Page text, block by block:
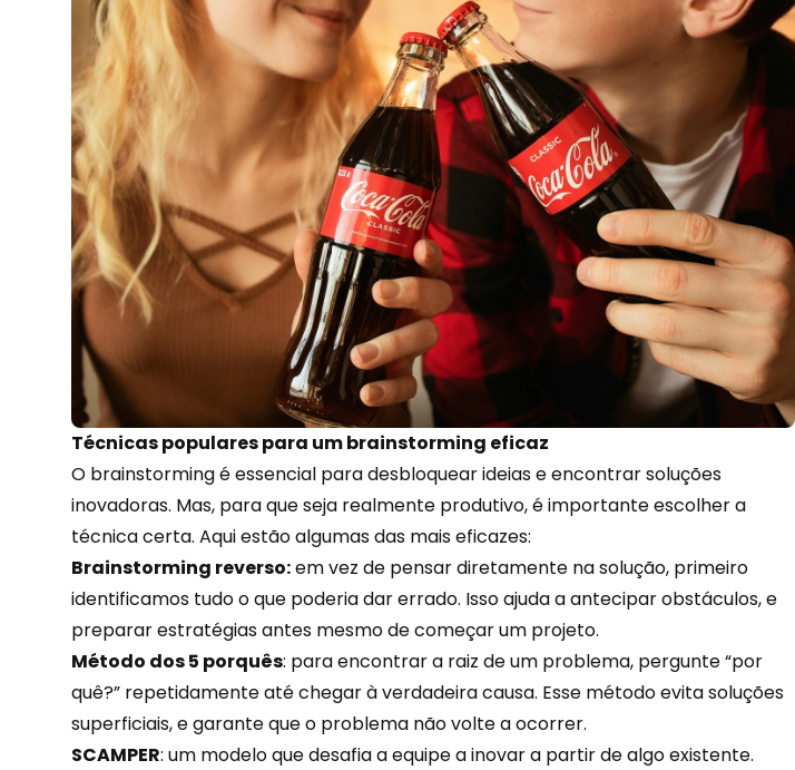
Técnicas populares para um brainstorming eficaz
O brainstorming é essencial para desbloquear ideias e encontrar soluções
inovadoras. Mas, para que seja realmente produtivo, é importante escolher a
técnica certa. Aqui estão algumas das mais eficazes:
Brainstorming reverso:em vez de pensar diretamente na solução, primeiro
identificamos tudo o que poderia dar errado. Isso ajuda a antecipar obstáculos, e
preparar estratégiasantes mesmo de começar um projeto.
Método dos 5 porquês: para encontrar a raiz de um problema, pergunte “por
quê?” repetidamente até chegar à verdadeira causa. Esse método evita soluções
superficiais, e garante que o problema não volte a ocorrer.
SCAMPER: um modelo que desafia a equipe a inovar a partir de algo existente.